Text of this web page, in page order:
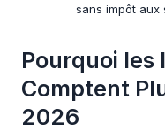
sans impôt aux
Pourquoi les
Comptent
2026